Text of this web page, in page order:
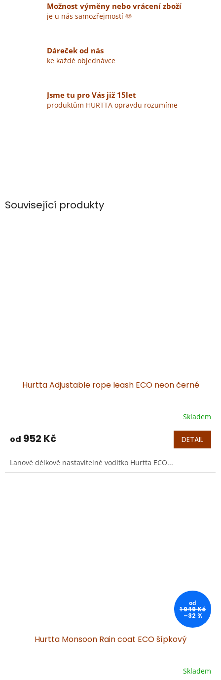
Možnost výměny nebo vrácení zboží
je u nás samozřejmostí 🫶
Dáreček od nás
ke každé objednávce
Jsme tu pro Vás již 15let
produktům HURTTA opravdu rozumíme
Související produkty
Hurtta Adjustable rope leash ECO neon černé
Skladem
od 952 Kč DETAIL
Lanové délkově nastavitelné vodítko Hurtta ECO...
od
1 949 Kč
–32 %
Hurtta Monsoon Rain coat ECO šípkový
Skladem